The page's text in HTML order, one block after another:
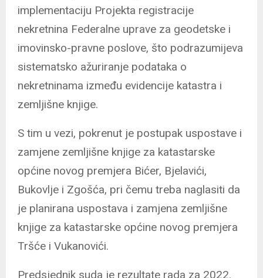
implementaciju Projekta registracije
nekretnina Federalne uprave za geodetske i
imovinsko-pravne poslove, što podrazumijeva
sistematsko ažuriranje podataka o
nekretninama između evidencije katastra i
zemljišne knjige.
S tim u vezi, pokrenut je postupak uspostave i
zamjene zemljišne knjige za katastarske
općine novog premjera Bićer, Bjelavići,
Bukovlje i Zgošća, pri čemu treba naglasiti da
je planirana uspostava i zamjena zemljišne
knjige za katastarske općine novog premjera
Tršće i Vukanovići.
Predsjednik suda je rezultate rada za 2022.